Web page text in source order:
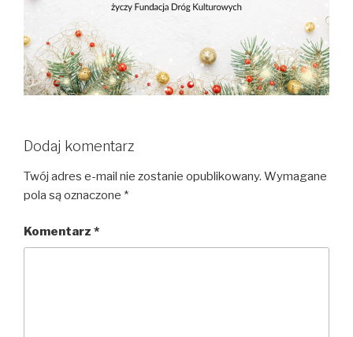
Dodaj komentarz
Twój adres e-mail nie zostanie opublikowany. Wymagane
pola są oznaczone *
Komentarz *